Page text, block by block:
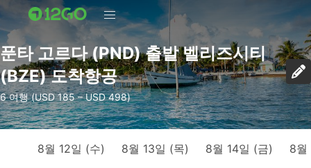
푼타 고르다 (PND) 출발 벨리즈시티
(BZE) 도착항공
6 여행 (USD 185 – USD 498)
8월 12일 (수) 8월 13일 (목) 8월 14일 (금) 8월